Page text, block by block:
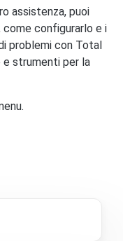
assistenza, puoi
configurarlo e i
problemi con Total
e strumenti per la